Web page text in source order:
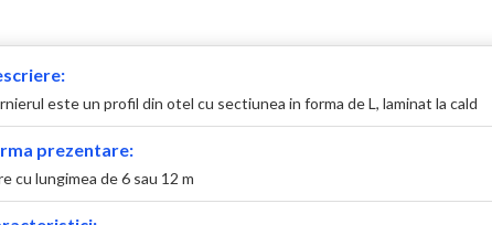
este un profil din otel cu sectiunea in forma de L, laminat la cald
prezentare:
cu lungimea de 6 sau 12 m